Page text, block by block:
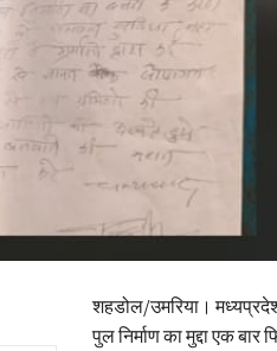
शहडोल/उमरिया।
पुल निर्माण का मुद्दा एक